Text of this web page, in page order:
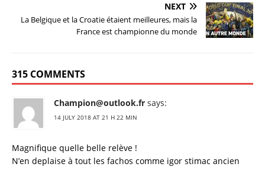
NEXT
La Belgique et la Croatie étaient meilleures, mais la
France est championne du monde
315 COMMENTS
Champion@outlook.fr says:
14 JULY 2018 AT 21 H 22 MIN
Magnifique quelle belle relève !
N’en deplaise à tout les fachos comme igor stimac ancien